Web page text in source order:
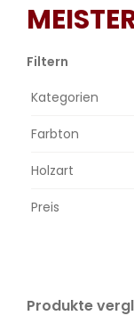
Filtern
Kategorien
Farbton
Holzart
Preis
Produkte